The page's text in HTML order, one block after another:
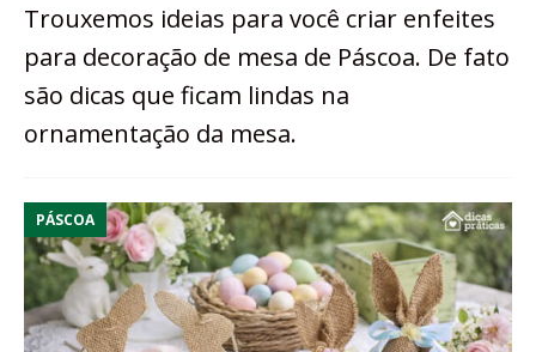
Trouxemos ideias para você criar enfeites
para decoração de mesa de Páscoa. De fato
são dicas que ficam lindas na
ornamentação da mesa.
PÁSCOA